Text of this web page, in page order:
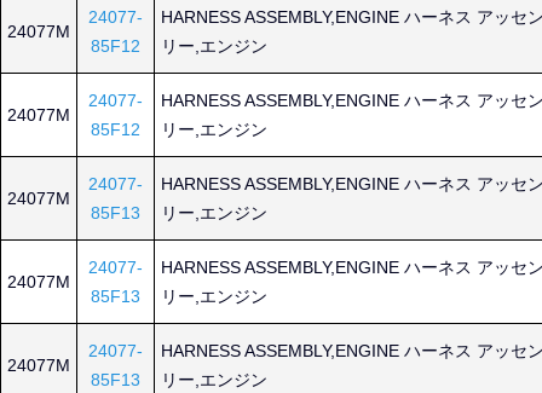
24077M
24077-
85F12
HARNESS ASSEMBLY,ENGINE ハーネス アッセ
リー,エンジン
24077M
24077-
85F12
HARNESS ASSEMBLY,ENGINE ハーネス アッセ
リー,エンジン
24077M
24077-
85F13
HARNESS ASSEMBLY,ENGINE ハーネス アッセ
リー,エンジン
24077M
24077-
85F13
HARNESS ASSEMBLY,ENGINE ハーネス アッセ
リー,エンジン
24077M
24077-
85F13
HARNESS ASSEMBLY,ENGINE ハーネス アッセ
リー,エンジン